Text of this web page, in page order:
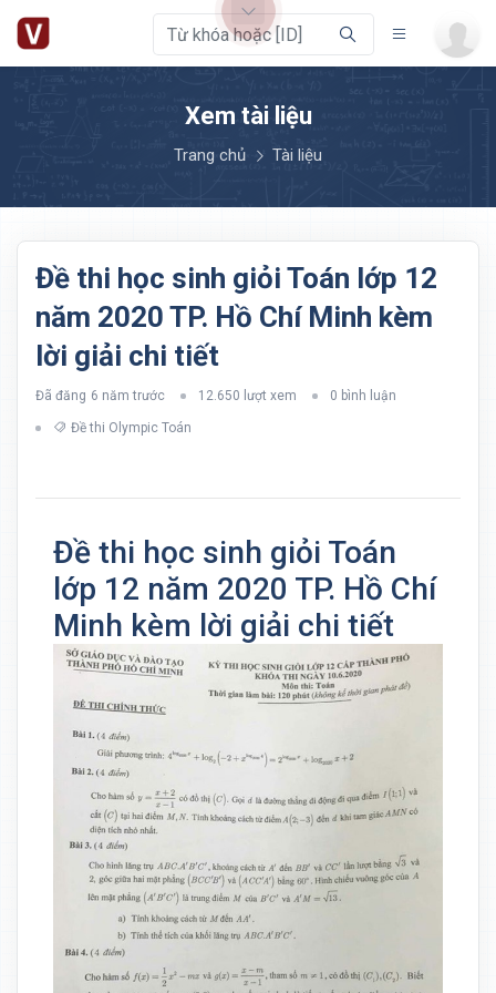
Xem tài liệu
Trang chủ Tài liệu
Đề thi học sinh giỏi Toán lớp 12
năm 2020 TP. Hồ Chí Minh kèm
lời giải chi tiết
Đã đăng 6 năm trước 12.650 lượt xem 0 bình luận
Đề thi Olympic Toán
Đề thi học sinh giỏi Toán
lớp 12 năm 2020 TP. Hồ Chí
Minh kèm lời giải chi tiết